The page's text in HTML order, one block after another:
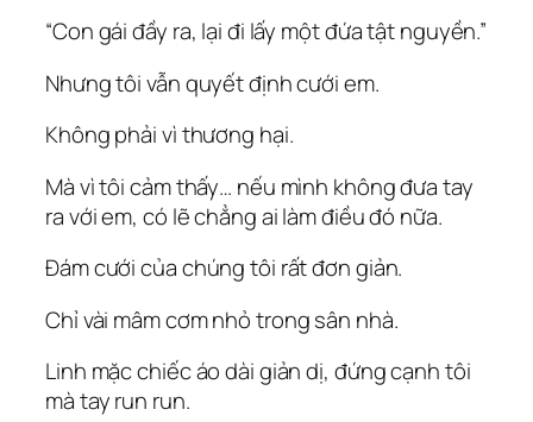
“Con gái đầy ra, lại đi lấy một đứa tật nguyền.”
Nhưng tôi vẫn quyết định cưới em.
Không phải vì thương hại.
Mà vì tôi cảm thấy… nếu mình không đưa tay
ra với em, có lẽ chẳng ai làm điều đó nữa.
Đám cưới của chúng tôi rất đơn giản.
Chỉ vài mâm cơm nhỏ trong sân nhà.
Linh mặc chiếc áo dài giản dị, đứng cạnh tôi
mà tay run run.